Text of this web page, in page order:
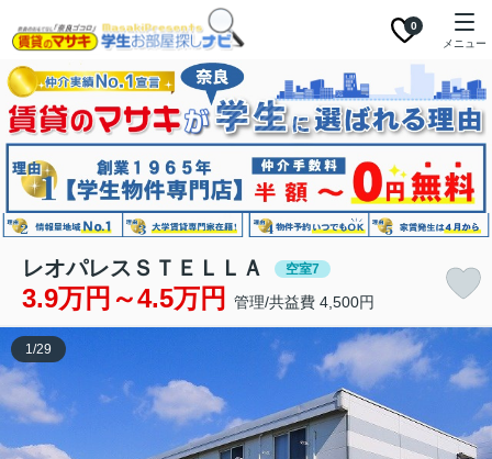
0
メニュー
レオパレスＳＴＥＬＬＡ 空室7
3.9万円～4.5万円 管理/共益費 4,500円
1/29